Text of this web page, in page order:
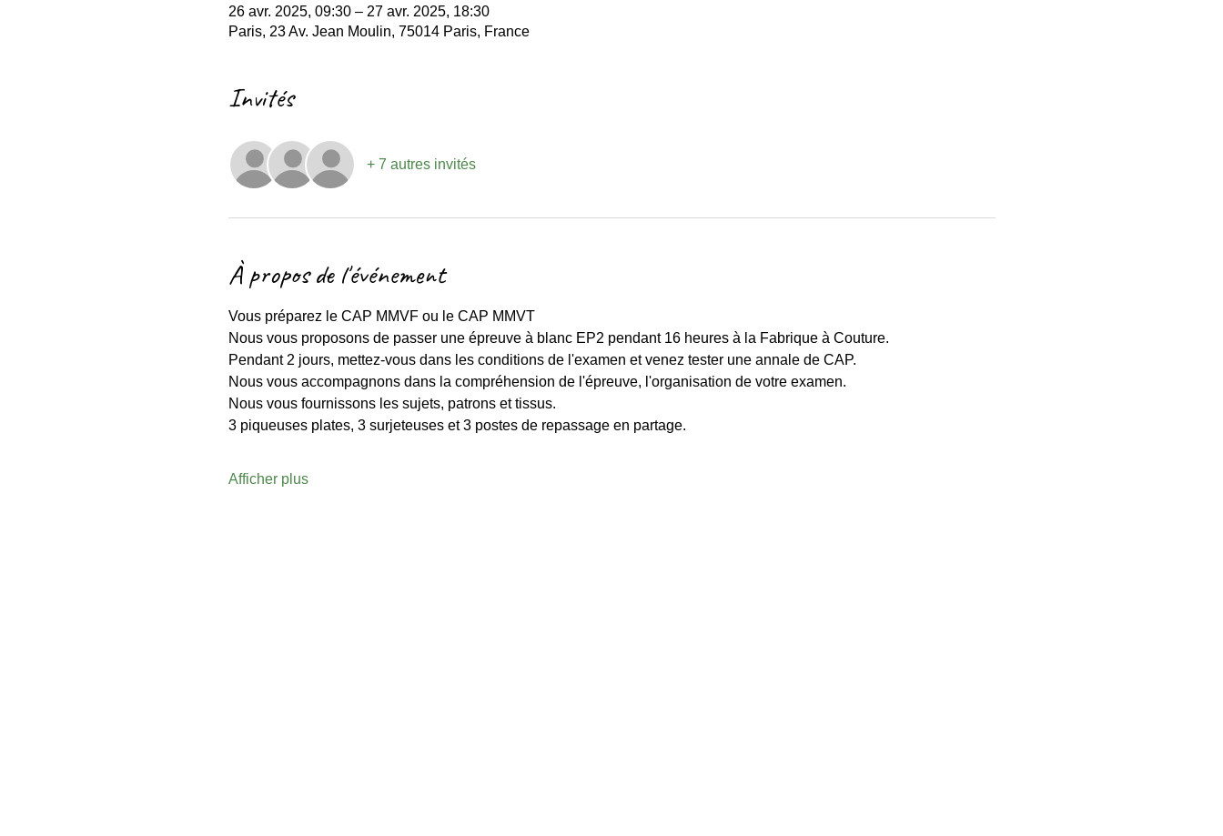
26 avr. 2025, 09:30 – 27 avr. 2025, 18:30
Paris, 23 Av. Jean Moulin, 75014 Paris, France
Invités
+ 7 autres invités
À propos de l'événement
Vous préparez le CAP MMVF ou le CAP MMVT
Nous vous proposons de passer une épreuve à blanc EP2 pendant 16 heures à la Fabrique à Couture.
Pendant 2 jours, mettez-vous dans les conditions de l'examen et venez tester une annale de CAP.
Nous vous accompagnons dans la compréhension de l'épreuve, l'organisation de votre examen.
Nous vous fournissons les sujets, patrons et tissus.
3 piqueuses plates, 3 surjeteuses et 3 postes de repassage en partage.
Afficher plus